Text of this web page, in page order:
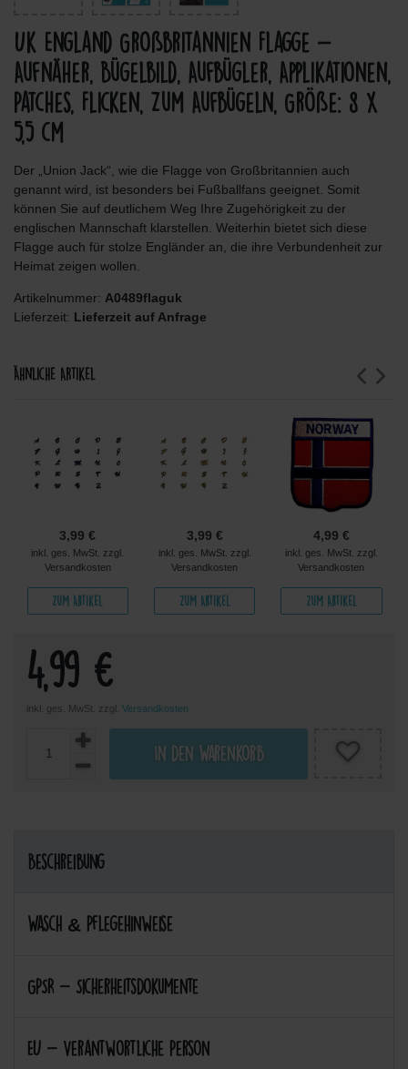
Uk England Großbritannien Flagge -
Aufnäher, Bügelbild, Aufbügler, Applikationen,
Patches, Flicken, Zum Aufbügeln, Größe: 8 x
5,5 cm
Der „Union Jack“, wie die Flagge von Großbritannien auch
genannt wird, ist besonders bei Fußballfans geeignet. Somit
können Sie auf deutlichem Weg Ihre Zugehörigkeit zu der
englischen Mannschaft klarstellen. Weiterhin bietet sich diese
Flagge auch für stolze Engländer an, die ihre Verbundenheit zur
Heimat zeigen wollen.
Artikelnummer: A0489flaguk
Lieferzeit: Lieferzeit auf Anfrage
Ähnliche Artikel
3,99 €
inkl. ges. MwSt. zzgl.
Versandkosten
Zum Artikel
3,99 €
inkl. ges. MwSt. zzgl.
Versandkosten
Zum Artikel
4,99 €
inkl. ges. MwSt. zzgl.
Versandkosten
Zum Artikel
4,99 €
inkl. ges. MwSt. zzgl. Versandkosten
In den Warenkorb
Beschreibung
Wasch & Pflegehinweise
GPSR - Sicherheitsdokumente
EU - Verantwortliche Person